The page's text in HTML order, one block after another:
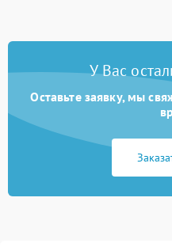
У Вас
Оставьте заявку, мы